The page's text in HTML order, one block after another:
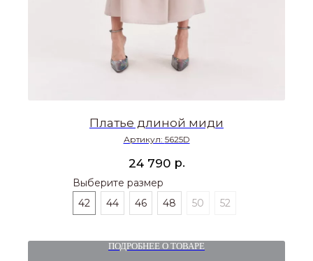
Платье длиной миди
Артикул: 5625D
24 790 р.
Выберите размер
42
44 46 48 50 52
ПОДРОБНЕЕ О ТОВАРЕ